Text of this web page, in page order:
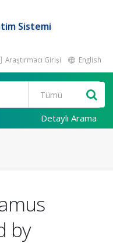
Sistemi
Araştırmacı Girişi English
Detaylı Arama
by